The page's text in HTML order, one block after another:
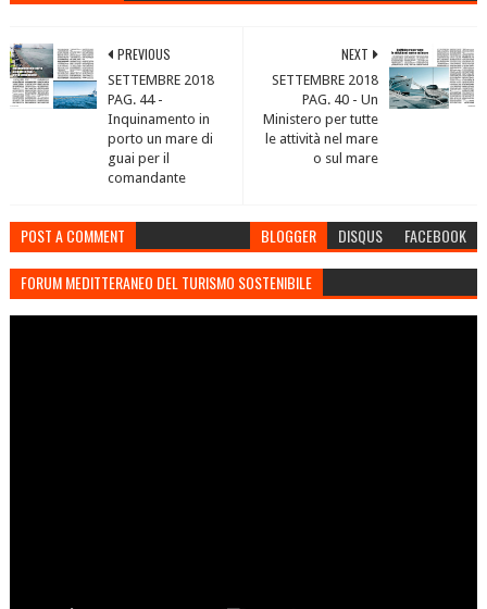
NEXT
SETTEMBRE 2018
PAG. 40 - Un
Ministero per tutte
le attività nel mare
o sul mare
PREVIOUS
SETTEMBRE 2018
PAG. 44 -
Inquinamento in
porto un mare di
guai per il
comandante
POST A COMMENT BLOGGER DISQUS FACEBOOK
FORUM MEDITTERANEO DEL TURISMO SOSTENIBILE